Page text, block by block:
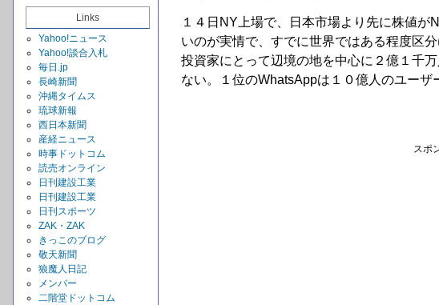
Links
Yahoo!ニュース
Yahoo!談合入札
毎日.jp
長崎新聞
沖縄タイムス
琉球新報
西日本新聞
産経ニュース
時事ドットコム
読売オンライン
日刊建設工業
日刊建設工業
日刊スポーツ
ZAK・ZAK
きっこのブログ
敬天新聞
狼魔人日記
メンバー
二階堂ドットコム
１４日NY上場で、日本市場より先に株値
いのが実情で、すでに世界ではある程度区
投資家にとって辺境の地を中心に２億１千
ない。１位のWhatsAppは１０億人のユーザ
スポ